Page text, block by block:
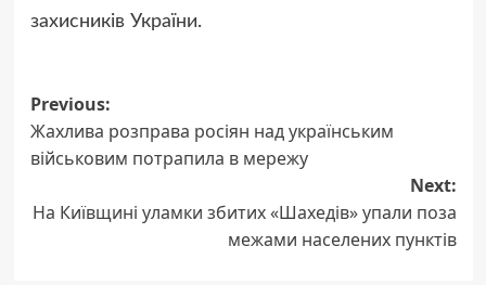
захисників України.
Post
navigation
Previous:
Жахлива розправа росіян над українським
військовим потрапила в мережу
Next:
На Київщині уламки збитих «Шахедів» упали поза
межами населених пунктів